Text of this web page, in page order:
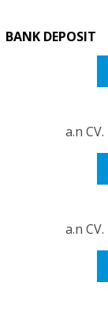
BANK DEPOSIT
a.n
a.n